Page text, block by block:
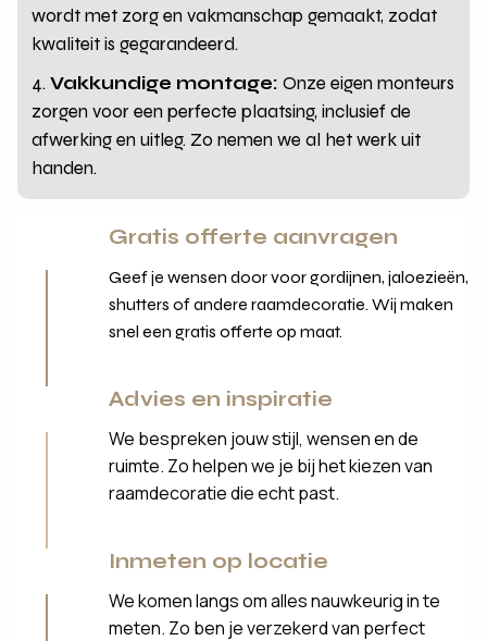
wordt met zorg en vakmanschap gemaakt, zodat
kwaliteit is gegarandeerd.
Vakkundige montage: Onze eigen monteurs
zorgen voor een perfecte plaatsing, inclusief de
afwerking en uitleg. Zo nemen we al het werk uit
handen.
Gratis offerte aanvragen
Geef je wensen door voor gordijnen, jaloezieën,
shutters of andere raamdecoratie. Wij maken
snel een gratis offerte op maat.
Advies en inspiratie
We bespreken jouw stijl, wensen en de
ruimte. Zo helpen we je bij het kiezen van
raamdecoratie die echt past.
Inmeten op locatie
We komen langs om alles nauwkeurig in te
meten. Zo ben je verzekerd van perfect